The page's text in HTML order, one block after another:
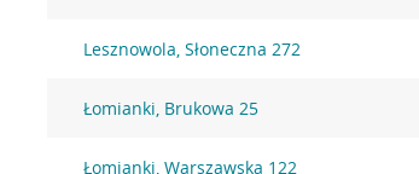
Lesznowola, Słoneczna 272
Łomianki, Brukowa 25
Łomianki, Warszawska 122